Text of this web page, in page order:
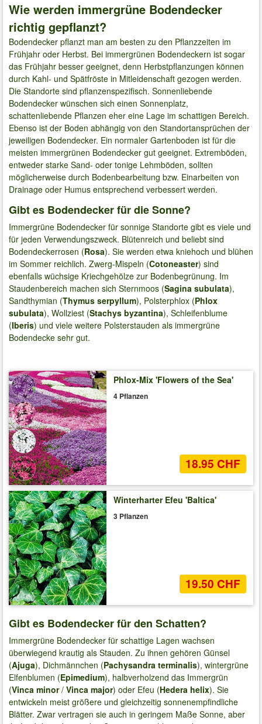
Wie werden immergrüne Bodendecker
richtig gepflanzt?
Bodendecker pflanzt man am besten zu den Pflanzzeiten im
Frühjahr oder Herbst. Bei immergrünen Bodendeckern ist sogar
das Frühjahr besser geeignet, denn Herbstpflanzungen können
durch Kahl- und Spätfröste in Mitleidenschaft gezogen werden.
Die Standorte sind pflanzenspezifisch. Sonnenliebende
Bodendecker wünschen sich einen Sonnenplatz,
schattenliebende Pflanzen eher eine Lage im schattigen Bereich.
Ebenso ist der Boden abhängig von den Standortansprüchen der
jeweiligen Bodendecker. Ein normaler Gartenboden ist für die
meisten immergrünen Bodendecker gut geeignet. Extremböden,
entweder starke Sand- oder tonige Lehmböden, sollten
möglicherweise durch Bodenbearbeitung bzw. Einarbeiten von
Drainage oder Humus entsprechend verbessert werden.
Gibt es Bodendecker für die Sonne?
Immergrüne Bodendecker für sonnige Standorte gibt es viele und
für jeden Verwendungszweck. Blütenreich und beliebt sind
Bodendeckerrosen (Rosa). Sie werden etwa kniehoch und blühen
im Sommer reichlich. Zwerg-Mispeln (Cotoneaster) sind
ebenfalls wüchsige Kriechgehölze zur Bodenbegrünung. Im
Staudenbereich machen sich Sternmoos (Sagina subulata),
Sandthymian (Thymus serpyllum), Polsterphlox (Phlox
subulata), Wollziest (Stachys byzantina), Schleifenblume
(Iberis) und viele weitere Polsterstauden als immergrüne
Bodendecke sehr gut.
Phlox-Mix 'Flowers of the Sea'
4 Pflanzen
18.95 CHF
Winterharter Efeu 'Baltica'
3 Pflanzen
19.50 CHF
Gibt es Bodendecker für den Schatten?
Immergrüne Bodendecker für schattige Lagen wachsen
überwiegend krautig als Stauden. Zu ihnen gehören Günsel
(Ajuga), Dichmännchen (Pachysandra terminalis), wintergrüne
Elfenblumen (Epimedium), halbverholzend das Immergrün
(Vinca minor/ Vinca major) oder Efeu (Hedera helix). Sie
entwickeln meist größere und gleichzeitig sonnenempfindliche
Blätter. Zwar vertragen sie auch in geringem Maße Sonne, aber